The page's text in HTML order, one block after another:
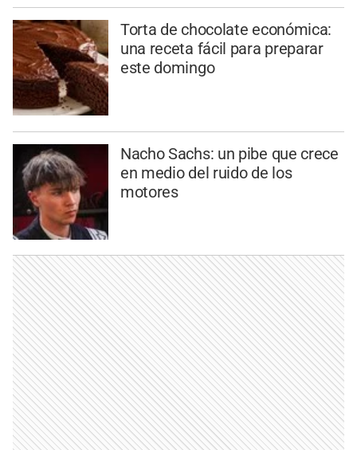
Torta de chocolate económica:
una receta fácil para preparar
este domingo
Nacho Sachs: un pibe que crece
en medio del ruido de los
motores